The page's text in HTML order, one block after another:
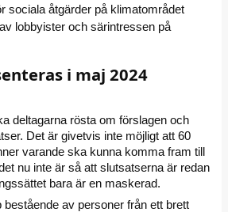
sociala åtgärder på klimatområdet
lobbyister och särintressen på
i maj 2024
deltagarna rösta om förslagen och
Det är givetvis inte möjligt att 60
varande ska kunna komma fram till
nu inte är så att slutsatserna är redan
bara är en maskerad.
bestående av personer från ett brett